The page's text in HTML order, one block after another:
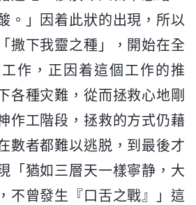
。」因着此狀的出現，所以
撒下我靈之種」，開始在全
作，正因着這個工作的推
各種灾難，從而拯救心地剛
作工階段，拯救的方式仍藉
數者都難以逃脱，到最後才
「猶如三層天一樣寧静，大
不曾發生『口舌之戰』」這